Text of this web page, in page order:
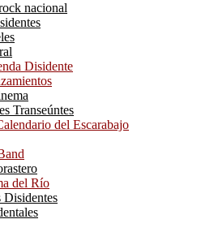
nacional
Disidente
Transeúntes
del Escarabajo
del Río
Disidentes